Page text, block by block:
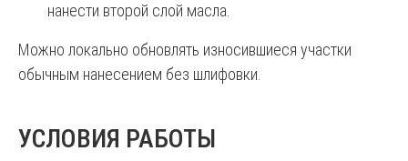
нанести второй слой масла.
Можно локально обновлять износившиеся участки
обычным нанесением без шлифовки.
УСЛОВИЯ РАБОТЫ